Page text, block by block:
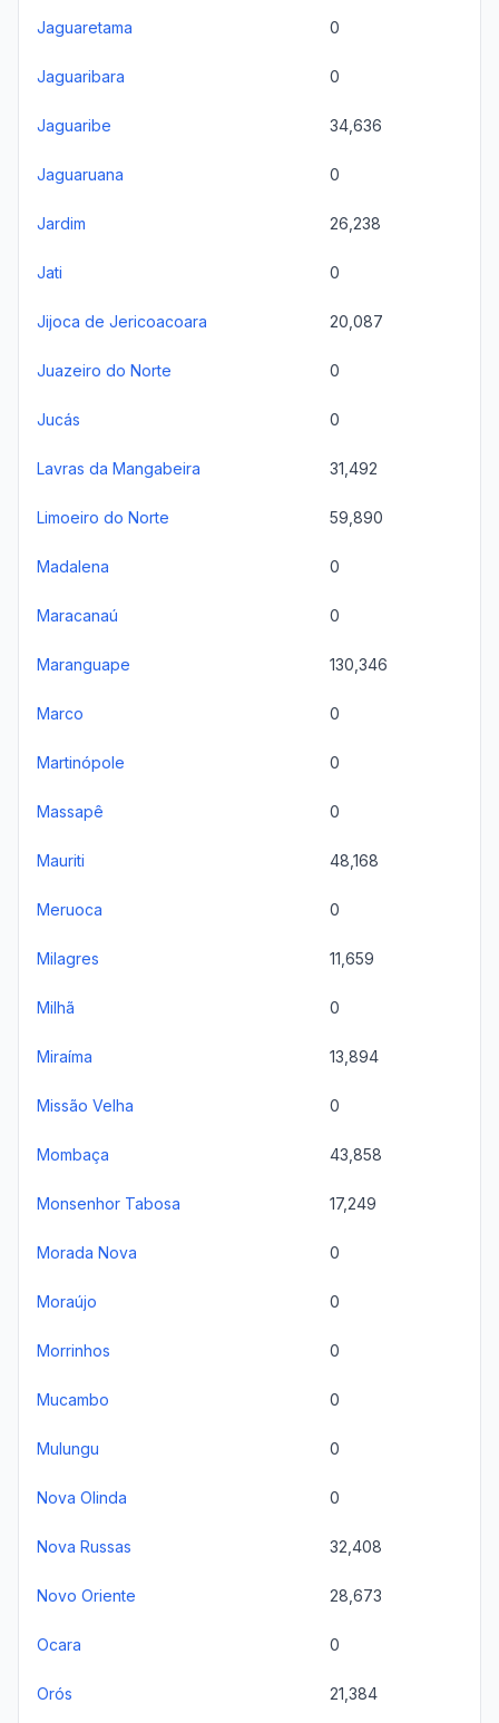
Jaguaretama 0
Jaguaribara 0
Jaguaribe 34,636
Jaguaruana 0
Jardim 26,238
Jati 0
Jijoca de Jericoacoara 20,087
Juazeiro do Norte 0
Jucás 0
Lavras da Mangabeira 31,492
Limoeiro do Norte 59,890
Madalena 0
Maracanaú 0
Maranguape 130,346
Marco 0
Martinópole 0
Massapê 0
Mauriti 48,168
Meruoca 0
Milagres 11,659
Milhã 0
Miraíma 13,894
Missão Velha 0
Mombaça 43,858
Monsenhor Tabosa 17,249
Morada Nova 0
Moraújo 0
Morrinhos 0
Mucambo 0
Mulungu 0
Nova Olinda 0
Nova Russas 32,408
Novo Oriente 28,673
Ocara 0
Orós 21,384